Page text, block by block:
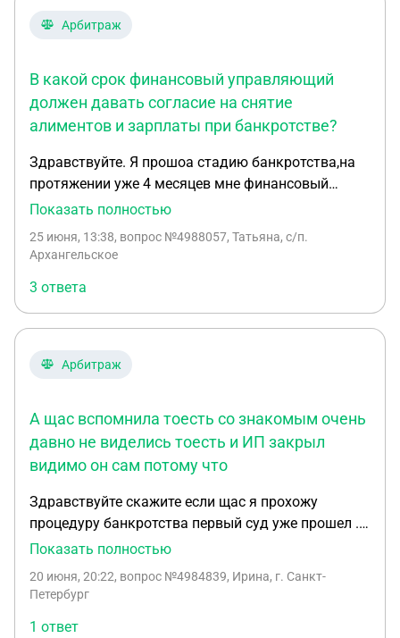
данная компания подала в суд на моего мужа о
выполнению работ он не приступал.
Подтверждение обратного у нас нет кроме данной
переписки в прикрепленном файле и нескольких
фото работ. Весь объем работ стоил 400 тыс с
чем то точно не помню. Взыскать хотят 210 тыс
которые были переведены. Скажите в нашей
ситуации нет шансов?
Арбитраж
В какой срок финансовый управляющий
должен давать согласие на снятие
алиментов и зарплаты при банкротстве?
Здравствуйте. Я прошоа стадию банкротства,на
протяжении уже 4 месяцев мне финансовый
управляющий дает согласие на снятие алиментов
какого времени с мамента поступления денежных
снятие алиментов и з/п?
Показать полностью
25 июня, 13:38, вопрос №4988057, Татьяна, с/п.
Архангельское
3 ответа
Арбитраж
А щас вспомнила тоесть со знакомым очень
давно не виделись тоесть и ИП закрыл
видимо он сам потому что
Здравствуйте скажите если щас я прохожу
процедуру банкротства первый суд уже прошел .
При при процедуре спрашивали было ли ИП или
а открывала знакомому тоесть всем занимался
открывала в 2024 закрылось в 2025 тоесть сам
Показать полностью
20 июня, 20:22, вопрос №4984839, Ирина, г. Санкт-
Петербург
1 ответ